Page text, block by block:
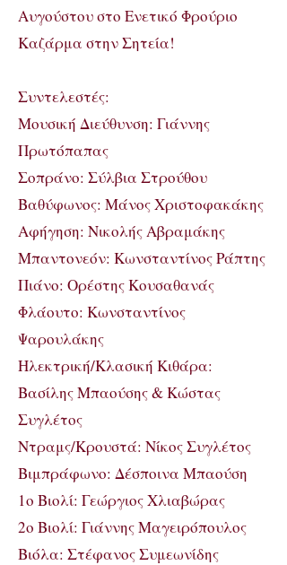
Αυγούστου στο Ενετικό Φρούριο
Καζάρμα στην Σητεία!
Συντελεστές:
Μουσική Διεύθυνση: Γιάννης
Πρωτόπαπας
Σοπράνο: Σύλβια Στρούθου
Βαθύφωνος: Μάνος Χριστοφακάκης
Αφήγηση: Νικολής Αβραμάκης
Μπαντονεόν: Κωνσταντίνος Ράπτης
Πιάνο: Ορέστης Κουσαθανάς
Φλάουτο: Κωνσταντίνος
Ψαρουλάκης
Ηλεκτρική/Κλασική Κιθάρα:
Βασίλης Μπαούσης & Κώστας
Συγλέτος
Ντραμς/Κρουστά: Νίκος Συγλέτος
Βιμπράφωνο: Δέσποινα Μπαούση
1ο Βιολί: Γεώργιος Χλιαβώρας
2ο Βιολί: Γιάννης Μαγειρόπουλος
Βιόλα: Στέφανος Συμεωνίδης